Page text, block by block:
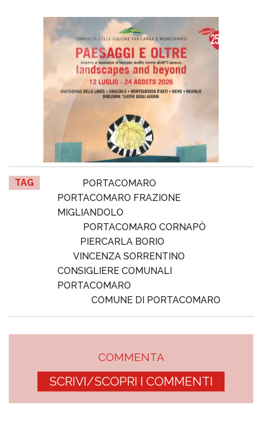
TAG
PORTACOMARO
PORTACOMARO FRAZIONE
MIGLIANDOLO
PORTACOMARO CORNAPÒ
PIERCARLA BORIO
VINCENZA SORRENTINO
CONSIGLIERE COMUNALI
PORTACOMARO
COMUNE DI PORTACOMARO
COMMENTA
SCRIVI/SCOPRI I COMMENTI